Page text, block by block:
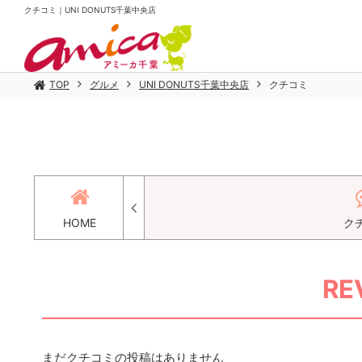
クチコミ｜UNI DONUTS千葉中央店
TOP グルメ UNI DONUTS千葉中央店 クチコミ
HOME ク
まだクチコミの投稿はありません